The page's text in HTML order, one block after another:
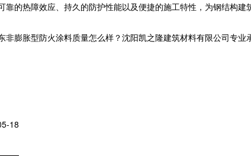
靠的热障效应、持久的防护性能以及便捷的施工特性，为钢结构
膨胀型防火涂料质量怎么样？沈阳凯之隆建筑材料有限公司专
18